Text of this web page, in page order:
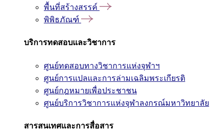
พื้นที่สร้างสรรค์
พิพิธภัณฑ์
บริการทดสอบและวิชาการ
ศูนย์ทดสอบทางวิชาการแห่งจุฬาฯ
ศูนย์การแปลและการล่ามเฉลิมพระเกียรติ
ศูนย์กฎหมายเพื่อประชาชน
ศูนย์บริการวิชาการแห่งจุฬาลงกรณ์มหาวิทยาลัย
สารสนเทศและการสื่อสาร